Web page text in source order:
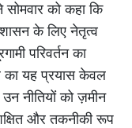
को कहा कि
के लिए नेतृत्व
परिवर्तन का
का यह प्रयास केवल
नीतियों को ज़मीन
और तकनीकी रूप